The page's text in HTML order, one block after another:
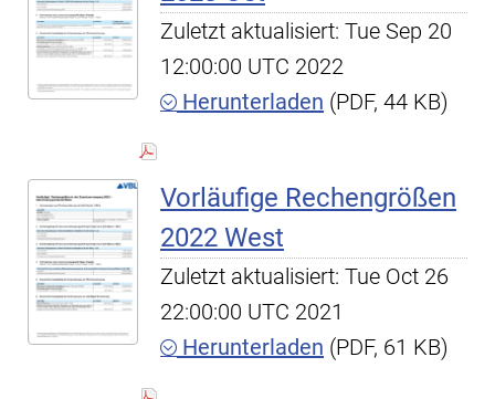
Zuletzt aktualisiert: Tue Sep 20
12:00:00 UTC 2022
Herunterladen (PDF, 44 KB)
Vorläufige Rechengrößen
2022 West
Zuletzt aktualisiert: Tue Oct 26
22:00:00 UTC 2021
Herunterladen (PDF, 61 KB)